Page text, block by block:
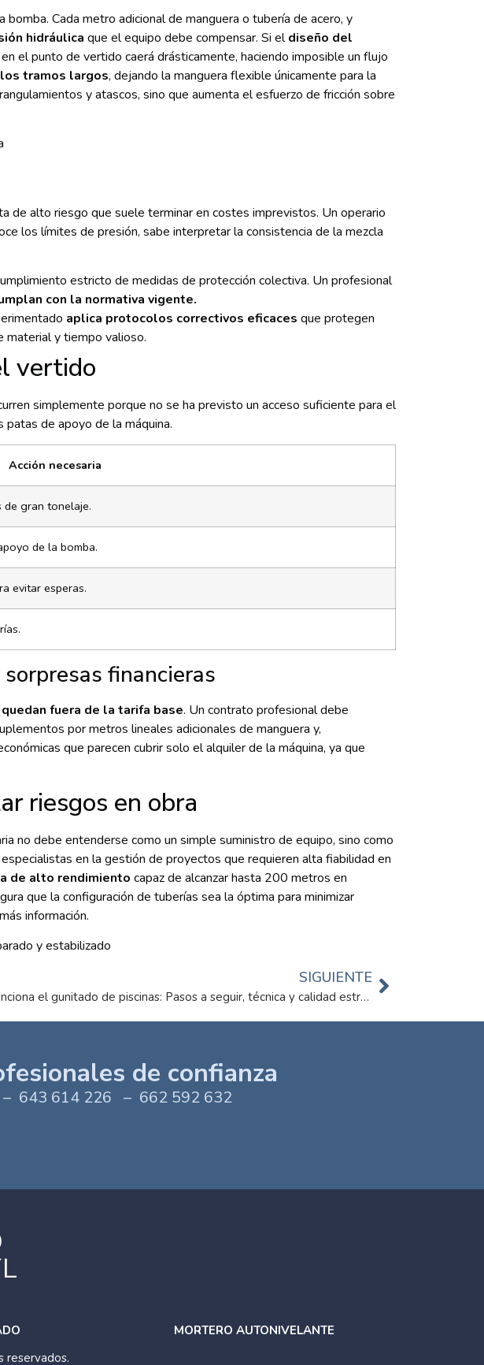
Cada metro adicional de manguera o tubería de acero, y
hidráulica que el equipo debe compensar. Si eldiseño del
el punto de vertido caerá drásticamente, haciendo imposible un flujo
tramos largos, dejando la manguera flexible únicamente para la
y atascos, sino que aumenta el esfuerzo de fricción sobre
de alto riesgo que suele terminar en costes imprevistos. Un operario
los límites de presión, sabe interpretar la consistencia de la mezcla
estricto de medidas de protección colectiva. Un profesional
con la normativa vigente.
aplica protocolos correctivos eficaces que protegen
material y tiempo valioso.
vertido
simplemente porque no se ha previsto un acceso suficiente para el
de apoyo de la máquina.
Acción necesaria
de gran tonelaje.
de la bomba.
evitar esperas.
financieras
fuera de la tarifa base. Un contrato profesional debe
por metros lineales adicionales de manguera y,
que parecen cubrir solo el alquiler de la máquina, ya que
riesgos en obra
no debe entenderse como un simple suministro de equipo, sino como
en la gestión de proyectos que requieren alta fiabilidad en
de alto rendimiento capaz de alcanzar hasta 200 metros en
que la configuración de tuberías sea la óptima para minimizar
información.
SIGUIENTE
Cómo funciona el gunitado de piscinas: Pasos a seguir, técnica y calidad estructural
de confianza
– 643 614 226 – 662 592 632
MORTERO AUTONIVELANTE
reservados.